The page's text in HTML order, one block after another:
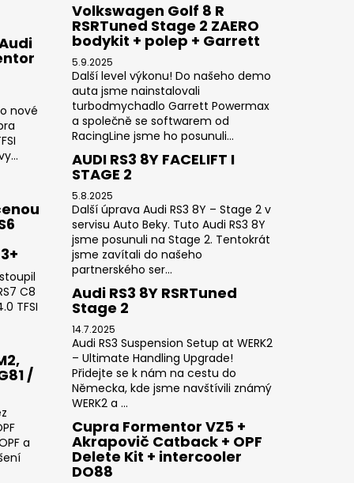
nové
C8
TFSI
/
a
Volkswagen Golf 8 R
RSRTuned Stage 2 ZAERO
bodykit + polep + Garrett
5.9.2025
Další level výkonu! Do našeho demo
auta jsme nainstalovali
turbodmychadlo Garrett Powermax
a společně se softwarem od
RacingLine jsme ho posunuli...
AUDI RS3 8Y FACELIFT I
STAGE 2
5.8.2025
Další úprava Audi RS3 8Y – Stage 2 v
servisu Auto Beky. Tuto Audi RS3 8Y
jsme posunuli na Stage 2. Tentokrát
jsme zavítali do našeho
partnerského ser...
Audi RS3 8Y RSRTuned
Stage 2
14.7.2025
Audi RS3 Suspension Setup at WERK2
– Ultimate Handling Upgrade!
Přidejte se k nám na cestu do
Německa, kde jsme navštívili známý
WERK2 a ...
Cupra Formentor VZ5 +
Akrapovič Catback + OPF
Delete Kit + intercooler
DO88